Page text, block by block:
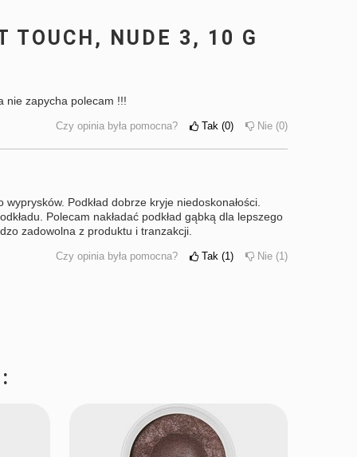
TOUCH, NUDE 3, 10 G
nie zapycha polecam !!!
Czy opinia była pomocna? Tak 0 Nie 0
Podkład dobrze kryje niedoskonałości.
Polecam nakładać podkład gąbką dla lepszego
zadowolna z produktu i tranzakcji.
Czy opinia była pomocna? Tak 1 Nie 1